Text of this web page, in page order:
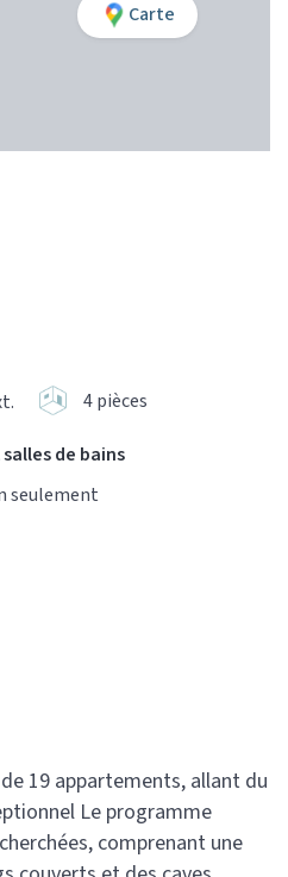
Carte
4 pièces
salles de bains
seulement
19 appartements, allant du
Le programme
comprenant une